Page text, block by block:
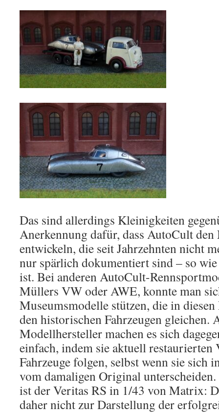
Das sind allerdings Kleinigkeiten
Anerkennung dafür, dass AutoCult
entwickeln, die seit Jahrzehnten nicht
nur spärlich dokumentiert sind – so
ist. Bei anderen AutoCult-
Müllers VW oder AWE, konnte man
Museumsmodelle stützen, die in
den historischen Fahrzeugen gleichen.
Modellhersteller machen es sich
einfach, indem sie aktuell
Fahrzeuge folgen, selbst wenn sie sich
vom damaligen Original
ist der Veritas RS in 1/43 von Matrix:
daher nicht zur Darstellung der